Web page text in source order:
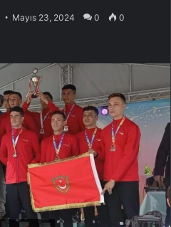
Mayıs 23, 2024 0 0